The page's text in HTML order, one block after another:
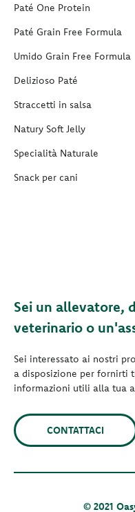
Paté One Protein
Paté Grain Free Formula
Umido Grain Free Formula
Delizioso Paté
Straccetti in salsa
Natury Soft Jelly
Specialità Naturale
Snack per cani
Sei un allevatore,
veterinario o
Sei interessato ai nostri
a disposizione per fornirti
informazioni utili alla tua
CONTATTACI
© 2021